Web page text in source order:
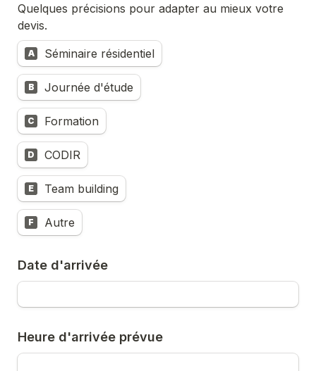
Quelques précisions pour adapter au mieux votre
Untitled multiple choice field
A Séminaire résidentiel
B Journée d'étude
C Formation
D CODIR
E Team building
F Autre
Date d'arrivée
Heure d'arrivée prévue